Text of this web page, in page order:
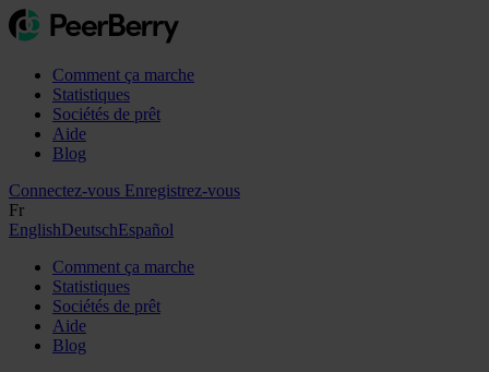
Comment ça marche
Statistiques
Sociétés de prêt
Aide
Blog
Connectez-vous Enregistrez-vous
Fr
EnglishDeutschEspañol
Comment ça marche
Statistiques
Sociétés de prêt
Aide
Blog